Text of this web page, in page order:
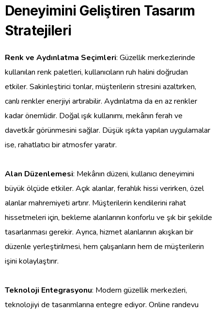
Deneyimini Geliştiren Tasarım
Stratejileri
Renk ve Aydınlatma Seçimleri: Güzellik merkezlerinde
kullanılan renk paletleri, kullanıcıların ruh halini doğrudan
etkiler. Sakinleştirici tonlar, müşterilerin stresini azaltırken,
canlı renkler enerjiyi artırabilir. Aydınlatma da en az renkler
kadar önemlidir. Doğal ışık kullanımı, mekânın ferah ve
davetkâr görünmesini sağlar. Düşük ışıkta yapılan uygulamalar
ise, rahatlatıcı bir atmosfer yaratır.
Alan Düzenlemesi: Mekânın düzeni, kullanıcı deneyimini
büyük ölçüde etkiler. Açık alanlar, ferahlık hissi verirken, özel
alanlar mahremiyeti artırır. Müşterilerin kendilerini rahat
hissetmeleri için, bekleme alanlarının konforlu ve şık bir şekilde
tasarlanması gerekir. Ayrıca, hizmet alanlarının akışkan bir
düzenle yerleştirilmesi, hem çalışanların hem de müşterilerin
işini kolaylaştırır.
Teknoloji Entegrasyonu: Modern güzellik merkezleri,
teknolojiyi de tasarımlarına entegre ediyor. Online randevu